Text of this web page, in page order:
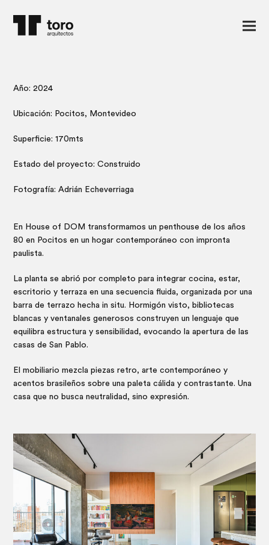
Año: 2024
Ubicación: Pocitos, Montevideo
Superficie: 170mts
Estado del proyecto: Construido
Fotografía: Adrián Echeverriaga
En House of DOM transformamos un penthouse de los años
80 en Pocitos en un hogar contemporáneo con impronta
paulista.
La planta se abrió por completo para integrar cocina, estar,
escritorio y terraza en una secuencia fluida, organizada por una
barra de terrazo hecha in situ. Hormigón visto, bibliotecas
blancas y ventanales generosos construyen un lenguaje que
equilibra estructura y sensibilidad, evocando la apertura de las
casas de San Pablo.
El mobiliario mezcla piezas retro, arte contemporáneo y
acentos brasileños sobre una paleta cálida y contrastante. Una
casa que no busca neutralidad, sino expresión.